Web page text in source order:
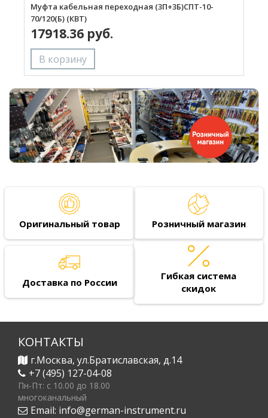
Муфта кабельная переходная (3П+3Б)СПТ-10-
70/120(Б) (КВТ)
17918.36 руб.
Оригинальный товар Розничный магазин
Доставка по России
Гибкая система
скидок
КОНТАКТЫ
г.Москва, ул.Братиславская, д.14
+7 (495) 127-04-08
Пн-Пт: c 10.00 до 18.00
многоканальный
Email: info@german-instrument.ru